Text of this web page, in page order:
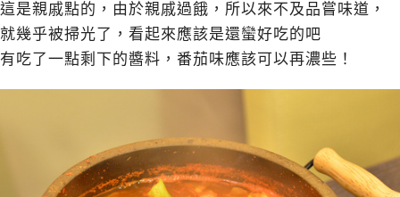
這是親戚點的，由於親戚過餓，所以來不及品嘗味道，
就幾乎被掃光了，看起來應該是還蠻好吃的吧
有吃了一點剩下的醬料，番茄味應該可以再濃些！